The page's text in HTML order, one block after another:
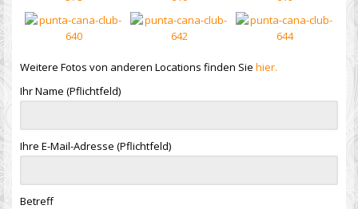
Weitere Fotos von anderen Locations finden Sie hier.
Ihr Name (Pflichtfeld)
Ihre E-Mail-Adresse (Pflichtfeld)
Betreff